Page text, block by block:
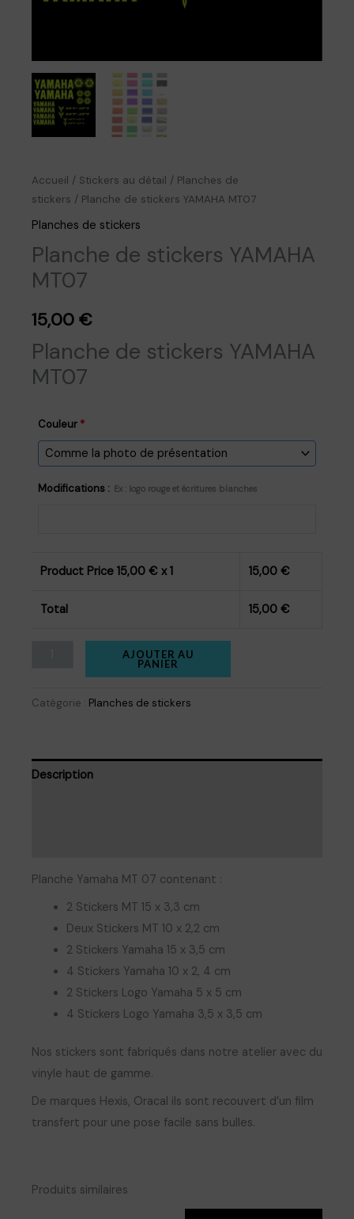
Accueil / Stickers au détail / Planches de
stickers / Planche de stickers YAMAHA MT07
Planches de stickers
Planche de stickers YAMAHA
MT07
15,00 €
Planche de stickers YAMAHA
MT07
Couleur *
Modifications : Ex : logo rouge et écritures blanches
Product Price 15,00€ x 1 15,00€
Total 15,00€
YAMAHA
MT07
AJOUTER AU
PANIER
Catégorie : Planches de stickers
Description
Planche Yamaha MT 07 contenant :
2 Stickers MT 15 x 3,3 cm
Deux Stickers MT 10 x 2,2 cm
2 Stickers Yamaha 15 x 3,5 cm
4 Stickers Yamaha 10 x 2, 4 cm
2 Stickers Logo Yamaha 5 x 5 cm
4 Stickers Logo Yamaha 3,5 x 3,5 cm
Nos stickers sont fabriqués dans notre atelier avec du
vinyle haut de gamme.
De marques Hexis, Oracal ils sont recouvert d’un film
transfert pour une pose facile sans bulles.
Produits similaires